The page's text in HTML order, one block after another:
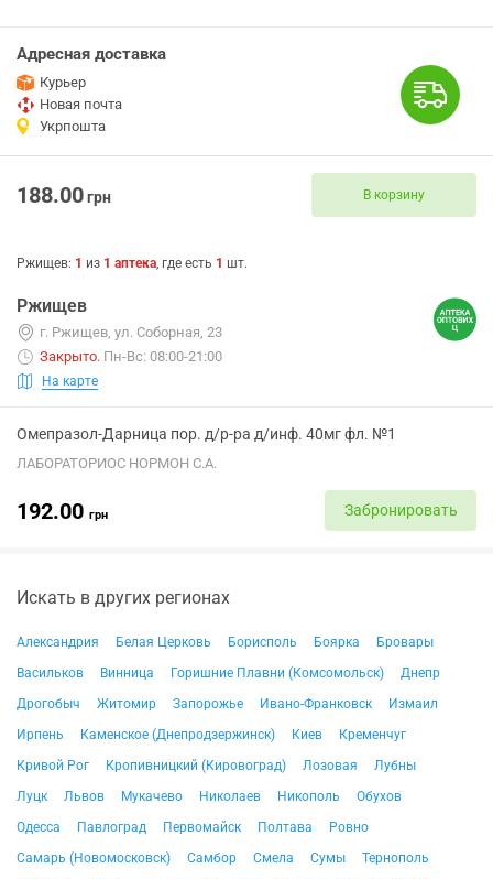
Адресная доставка
Курьер
Новая почта
Укрпошта
188.00грн В корзину
Ржищев: 1 из 1 аптека, где есть 1 шт.
Ржищев
г. Ржищев, ул. Соборная, 23
Закрыто. Пн-Вс: 08:00-21:00
На карте
Омепразол-Дарница пор. д/р-ра д/инф. 40мг фл. №1
ЛАБОРАТОРИОС НОРМОН С.А.
192.00 грн Забронировать
Искать в других регионах
Александрия Белая Церковь Борисполь Боярка
Бровары
Васильков
Винница Горишние Плавни (Комсомольск)
Днепр
Дрогобыч
Житомир Запорожье Ивано-Франковск
Измаил
Ирпень
Каменское (Днепродзержинск) Киев
Кременчуг
Кривой Рог
Кропивницкий (Кировоград) Лозовая
Лубны
Луцк
Львов Мукачево Николаев Никополь
Обухов
Одесса
Павлоград Первомайск Полтава
Ровно
Самарь (Новомосковск)
Самбор Смела Сумы
Тернополь